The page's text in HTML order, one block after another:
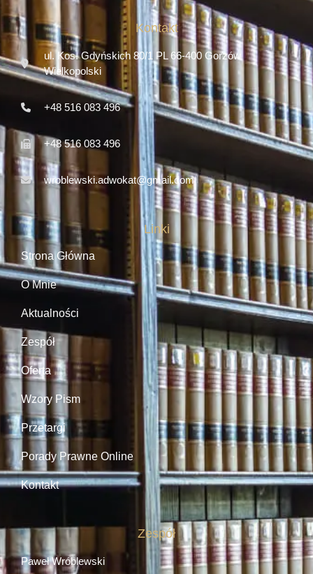
Kontakt
ul. Kos. Gdyńskich 80/1 PL 66-400 Gorzów
Wielkopolski
+48 516 083 496
+48 516 083 496
wroblewski.adwokat@gmail.com
Linki
Strona Główna
O Mnie
Aktualności
Zespół
Oferta
Wzory Pism
Przetargi
Porady Prawne Online
Kontakt
Zespół
Paweł Wróblewski